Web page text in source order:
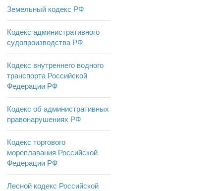
Земельный кодекс РФ
Кодекс административного
судопроизводства РФ
Кодекс внутреннего водного
транспорта Российской
Федерации РФ
Кодекс об административных
правонарушениях РФ
Кодекс торгового
мореплавания Российской
Федерации РФ
Лесной кодекс Российской